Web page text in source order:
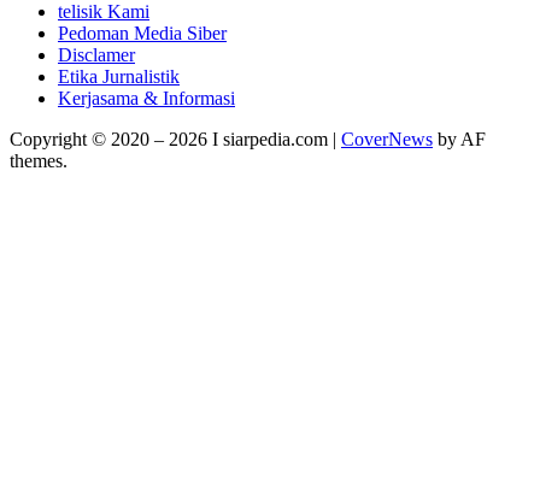
telisik Kami
Pedoman Media Siber
Disclamer
Etika Jurnalistik
Kerjasama & Informasi
Copyright © 2020 – 2026 I siarpedia.com | CoverNews by AF
themes.